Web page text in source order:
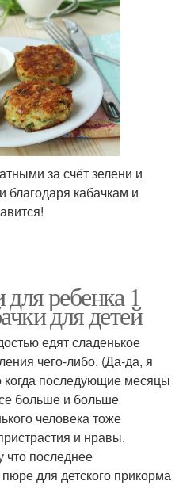
за счёт зелени и
кабачкам и
ребенка 1
для детей
едят сладенькое
чего-либо. (Да-да, я
когда последующие месяцы
больше и больше
человека тоже
и нравы.
что последнее
для детского прикорма